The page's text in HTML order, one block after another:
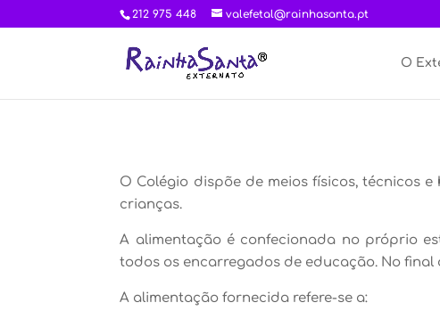
212 975 448 valefetal@rainhasanta.pt
O
O Colégio dispõe de meios físicos, técnicos
crianças.
A alimentação é confecionada no próprio
todos os encarregados de educação. No final
A alimentação fornecida refere-se a: